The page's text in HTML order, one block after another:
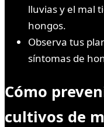
lluvias y el mal
hongos.
Observa tus
síntomas de
Cómo
cultivos de